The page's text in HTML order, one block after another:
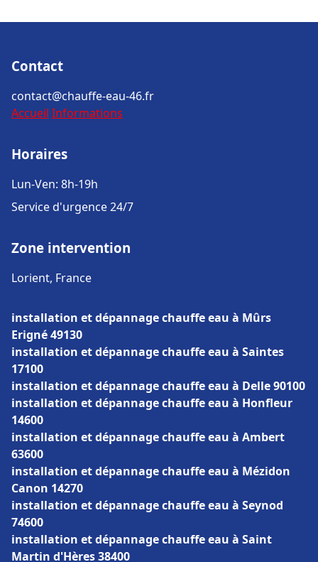
Contact
contact@chauffe-eau-46.fr
Accueil Informations
Horaires
Lun-Ven: 8h-19h
Service d'urgence 24/7
Zone intervention
Lorient, France
installation et dépannage chauffe eau à Mûrs
Erigné 49130
installation et dépannage chauffe eau à Saintes
17100
installation et dépannage chauffe eau à Delle 90100
installation et dépannage chauffe eau à Honfleur
14600
installation et dépannage chauffe eau à Ambert
63600
installation et dépannage chauffe eau à Mézidon
Canon 14270
installation et dépannage chauffe eau à Seynod
74600
installation et dépannage chauffe eau à Saint
Martin d'Hères 38400